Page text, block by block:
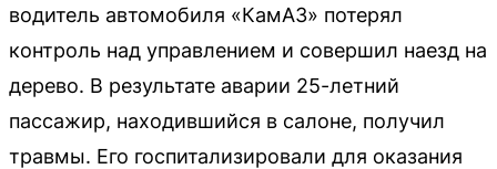
водитель автомобиля «КамАЗ» потерял
контроль над управлением и совершил наезд на
дерево. В результате аварии 25-летний
пассажир, находившийся в салоне, получил
травмы. Его госпитализировали для оказания